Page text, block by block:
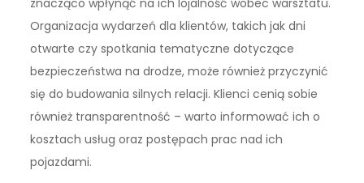
znacząco wpłynąć na ich lojalność wobec warsztatu.
Organizacja wydarzeń dla klientów, takich jak dni
otwarte czy spotkania tematyczne dotyczące
bezpieczeństwa na drodze, może również przyczynić
się do budowania silnych relacji. Klienci cenią sobie
również transparentność – warto informować ich o
kosztach usług oraz postępach prac nad ich
pojazdami.